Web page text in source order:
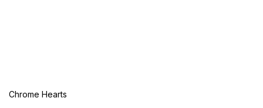
Chrome Hearts